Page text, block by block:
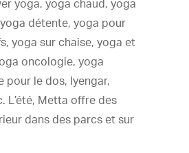
yoga, yoga chaud, yoga
détente, yoga pour
yoga sur chaise, yoga et
oncologie, yoga
le dos, Iyengar,
L’été, Metta offre des
dans des parcs et sur